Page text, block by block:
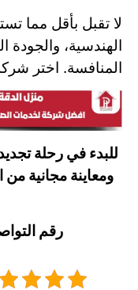
لا تقبل بأقل مما
الهندسية، والجودة
المنافسة. اختر
للبدء في رحلة
ومعاينة مجانية من
رقم التواصل: